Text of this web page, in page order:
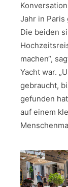
Jahr in
Die beiden
machen“,
Yacht war.
gebraucht,
gefunden
auf einem